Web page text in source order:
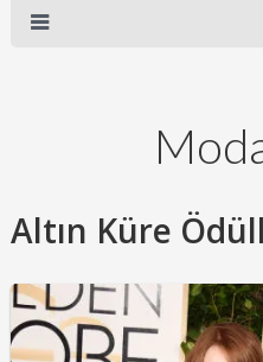
Altın Küre